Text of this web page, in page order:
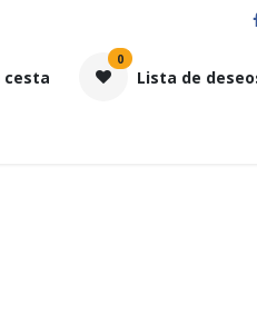
cesta
0
Lista de